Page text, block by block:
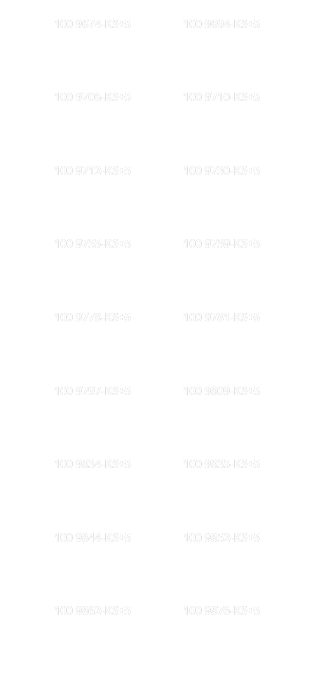
100 9674-KS+5 100 9694-KS+5
100 9706-KS+5 100 9710-KS+5
100 9712-KS+5 100 9730-KS+5
100 9755-KS+5 100 9759-KS+5
100 9778-KS+5 100 9781-KS+5
100 9797-KS+5 100 9809-KS+5
100 9834-KS+5 100 9835-KS+5
100 9844-KS+5 100 9852-KS+5
100 9862-KS+5 100 9876-KS+5